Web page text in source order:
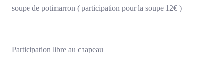
soupe de potimarron ( participation pour la soupe 12€ )
Participation libre au chapeau